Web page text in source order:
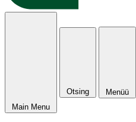
Main Menu
Otsing Menüü